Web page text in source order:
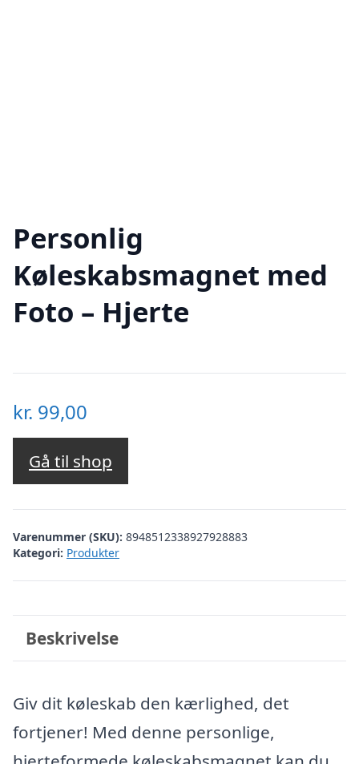
Personlig
Køleskabsmagnet med
Foto – Hjerte
kr. 99,00
Gå til shop
Varenummer (SKU): 8948512338927928883
Kategori: Produkter
Beskrivelse
Giv dit køleskab den kærlighed, det
fortjener! Med denne personlige,